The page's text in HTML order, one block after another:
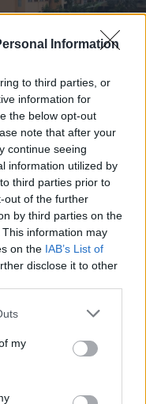
Information
to third parties, or
information for
the below opt-out
note that after your
continue seeing
information utilized by
third parties prior to
out of the further
by third parties on the
This information may
on the IAB’s List of
disclose it to other
one or more Google
You may click to
third-party tags to
in below Google
my
- Μαθητής
ανοίξει πυρ